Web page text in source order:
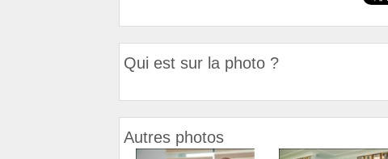
Qui est sur la photo ?
Autres photos